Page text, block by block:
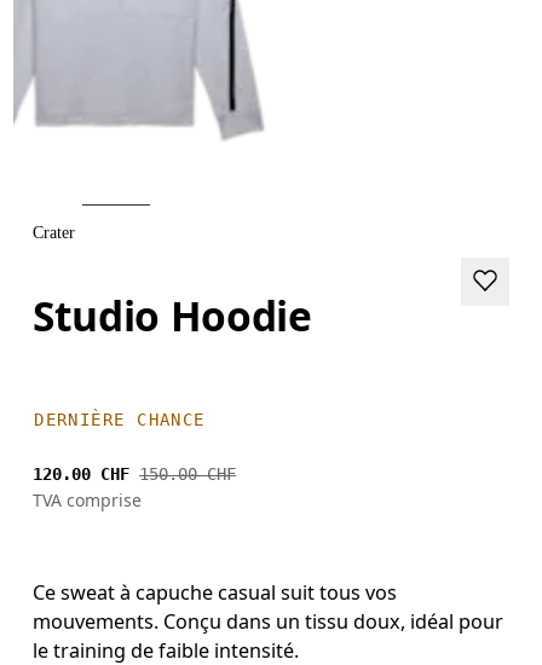
Crater
Studio Hoodie
DERNIÈRE CHANCE
120.00 CHF 150.00 CHF
TVA comprise
Ce sweat à capuche casual suit tous vos
mouvements. Conçu dans un tissu doux, idéal pour
le training de faible intensité.